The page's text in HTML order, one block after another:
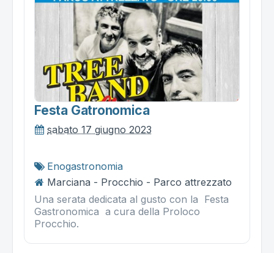
Festa Gatronomica
sabato 17 giugno 2023
Enogastronomia
Marciana - Procchio - Parco attrezzato
Una serata dedicata al gusto con la Festa
Gastronomica a cura della Proloco
Procchio.